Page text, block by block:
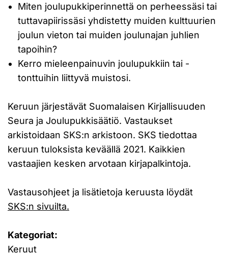
Miten joulupukkiperinnettä on perheessäsi tai
tuttavapiirissäsi yhdistetty muiden kulttuurien
joulun vieton tai muiden joulunajan juhlien
tapoihin?
Kerro mieleenpainuvin joulupukkiin tai -
tonttuihin liittyvä muistosi.
Keruun järjestävät Suomalaisen Kirjallisuuden
Seura ja Joulupukkisäätiö. Vastaukset
arkistoidaan SKS:n arkistoon. SKS tiedottaa
keruun tuloksista keväällä 2021. Kaikkien
vastaajien kesken arvotaan kirjapalkintoja.
Vastausohjeet ja lisätietoja keruusta löydät
SKS:n sivuilta.
Kategoriat:
Keruut